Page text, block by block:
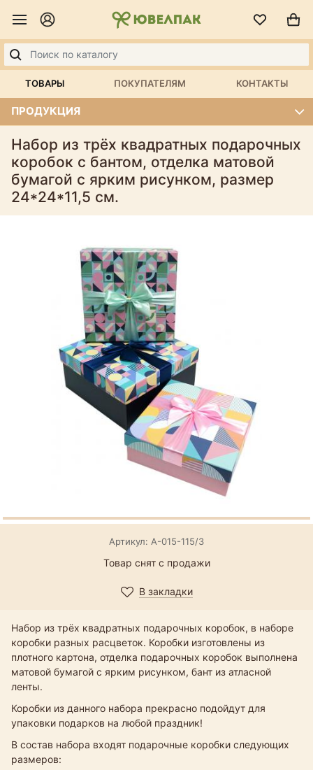
ТОВАРЫ ПОКУПАТЕЛЯМ КОНТАКТЫ
ПРОДУКЦИЯ
Набор из трёх квадратных подарочных
коробок с бантом, отделка матовой
бумагой с ярким рисунком, размер
24*24*11,5 см.
Артикул: А-015-115/3
Товар снят с продажи
В закладки
Набор из трёх квадратных подарочных коробок, в наборе
коробки разных расцветок. Коробки изготовлены из
плотного картона, отделка подарочных коробок выполнена
матовой бумагой с ярким рисунком, бант из атласной
ленты.
Коробки из данного набора прекрасно подойдут для
упаковки подарков на любой праздник!
В состав набора входят подарочные коробки следующих
размеров: